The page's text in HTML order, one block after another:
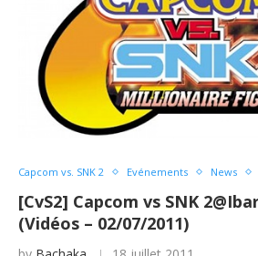
Capcom vs. SNK 2 Evénements News
[CvS2] Capcom vs SNK
(Vidéos – 02/07/2011)